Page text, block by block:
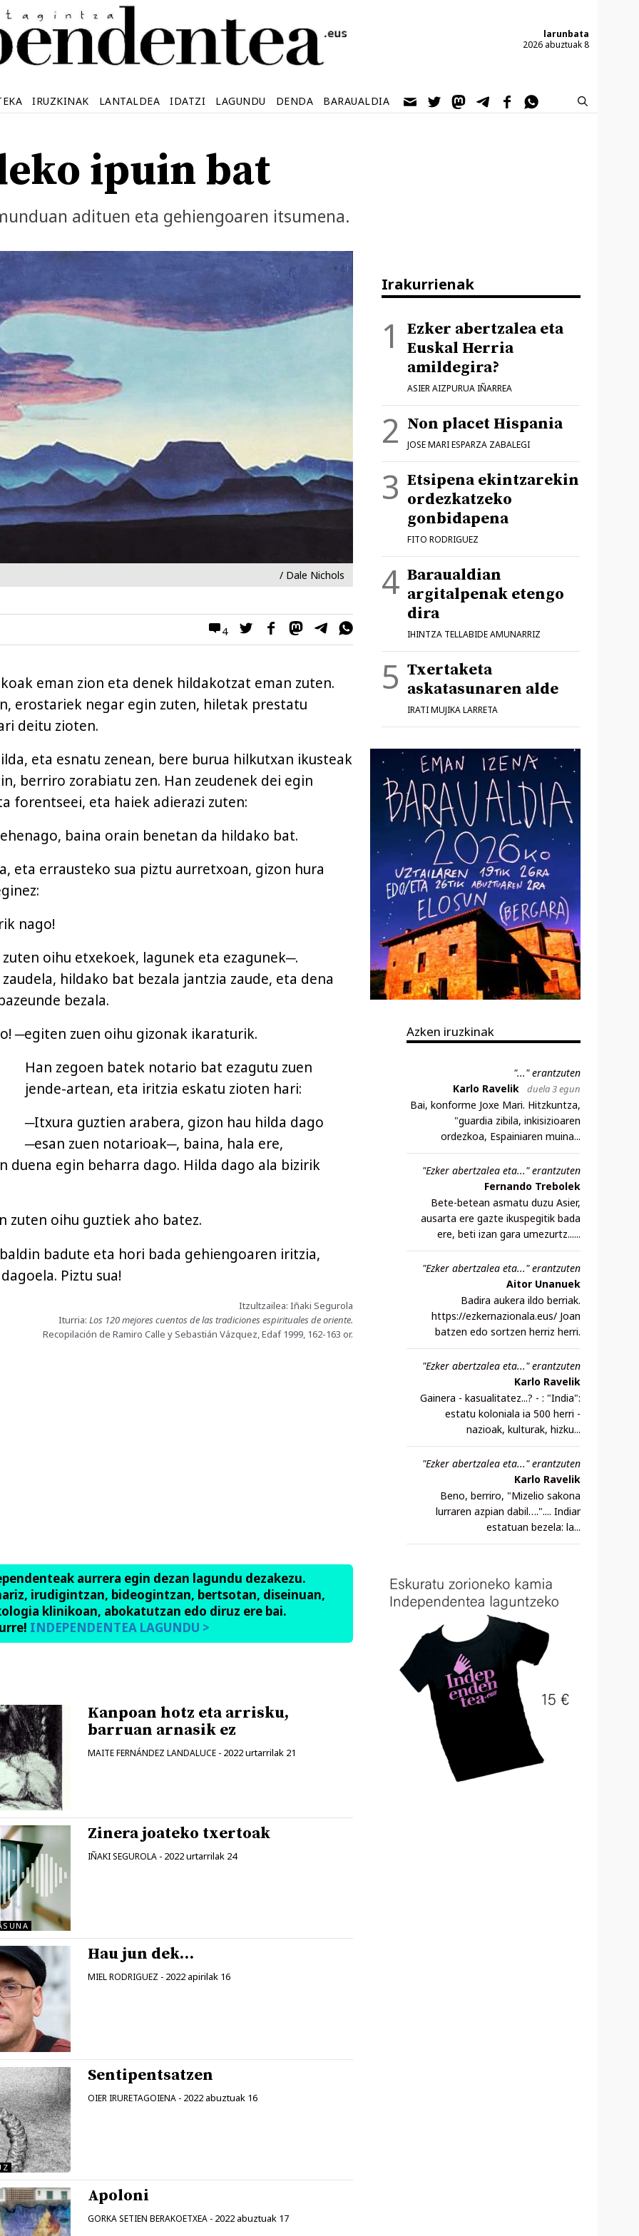
larunbata
2026 abuztuak 8
IRUZKINAK LANTALDEA IDATZI LAGUNDU DENDA BARAUALDIA
ipuin bat
adituen eta gehiengoaren itsumena.
/ Dale Nichols
4
eman zion eta denek hildakotzat eman zuten.
erostariek negar egin zuten, hiletak prestatu
deitu zioten.
eta esnatu zenean, bere burua hilkutxan ikusteak
berriro zorabiatu zen. Han zeudenek dei egin
forentseei, eta haiek adierazi zuten:
baina orain benetan da hildako bat.
eta errausteko sua piztu aurretxoan, gizon hura
nago!
oihu etxekoek, lagunek eta ezagunek─.
hildako bat bezala jantzia zaude, eta dena
bezala.
─egiten zuen oihu gizonak ikaraturik.
Han zegoen batek notario bat ezagutu zuen
jende-artean, eta iritzia eskatu zioten hari:
─Itxura guztien arabera, gizon hau hilda dago
─esan zuen notarioak─, baina, hala ere,
duena egin beharra dago. Hilda dago ala bizirik
zuten oihu guztiek aho batez.
badute eta hori bada gehiengoaren iritzia,
Piztu sua!
Itzultzailea: Iñaki Segurola
Iturria: Los 120 mejores cuentos de las tradiciones espirituales de oriente.
Recopilación de Ramiro Calle y Sebastián Vázquez, Edaf 1999, 162-163 or.
aurrera egin dezan lagundu dezakezu.
irudigintzan, bideogintzan, bertsotan, diseinuan,
klinikoan, abokatutzan edo diruz ere bai.
INDEPENDENTEA LAGUNDU >
Kanpoan hotz eta arrisku,
barruan arnasik ez
MAITE FERNÁNDEZ LANDALUCE - 2022 urtarrilak 21
Zinera joateko txertoak
IÑAKI SEGUROLA - 2022 urtarrilak 24
Hau jun dek…
MIEL RODRIGUEZ - 2022 apirilak 16
Sentipentsatzen
OIER IRURETAGOIENA - 2022 abuztuak 16
Apoloni
GORKA SETIEN BERAKOETXEA - 2022 abuztuak 17
Irakurrienak
Ezker abertzalea eta
Euskal Herria
amildegira?
ASIER AIZPURUA IÑARREA
Non placet Hispania
JOSE MARI ESPARZA ZABALEGI
Etsipena ekintzarekin
ordezkatzeko
gonbidapena
FITO RODRIGUEZ
Baraualdian
argitalpenak etengo
dira
IHINTZA TELLABIDE AMUNARRIZ
Txertaketa
askatasunaren alde
IRATI MUJIKA LARRETA
Azken iruzkinak
"..." erantzuten
Karlo Ravelik
duela 3 egun
Bai, konforme Joxe Mari. Hitzkuntza,
"guardia zibila, inkisizioaren
ordezkoa, Espainiaren muina...
"Ezker abertzalea eta..." erantzuten
Fernando Trebolek
Bete-betean asmatu duzu Asier,
ausarta ere gazte ikuspegitik bada
ere, beti izan gara umezurtz......
"Ezker abertzalea eta..." erantzuten
Aitor Unanuek
Badira aukera ildo berriak.
https://ezkernazionala.eus/ Joan
batzen edo sortzen herriz herri.
"Ezker abertzalea eta..." erantzuten
Karlo Ravelik
Gainera - kasualitatez...? - : "India":
estatu koloniala ia 500 herri -
nazioak, kulturak, hizku...
"Ezker abertzalea eta..." erantzuten
Karlo Ravelik
Beno, berriro, "Mizelio sakona
lurraren azpian dabil….".... Indiar
estatuan bezela: la...